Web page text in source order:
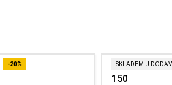
-20% SKLADEM U
150